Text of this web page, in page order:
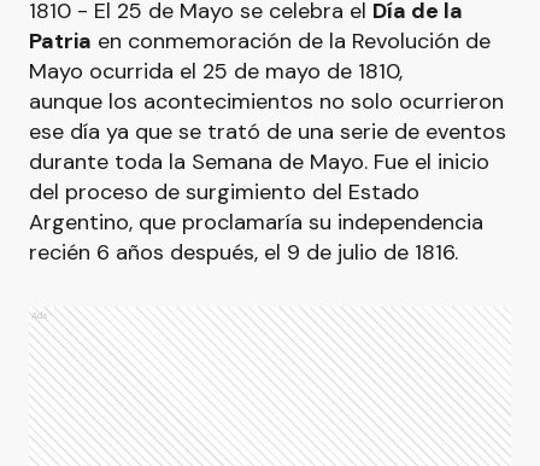
1810 - El 25 de Mayo se celebra el Día de la
Patria en conmemoración de la Revolución de
Mayo ocurrida el 25 de mayo de 1810,
aunque los acontecimientos no solo ocurrieron
ese día ya que se trató de una serie de eventos
durante toda la Semana de Mayo. Fue el inicio
del proceso de surgimiento del Estado
Argentino, que proclamaría su independencia
recién 6 años después, el 9 de julio de 1816.
Ads